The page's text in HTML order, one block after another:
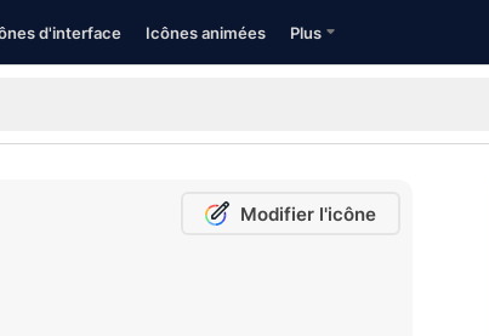
d'interface Icônes animées Plus
Modifier l'icône